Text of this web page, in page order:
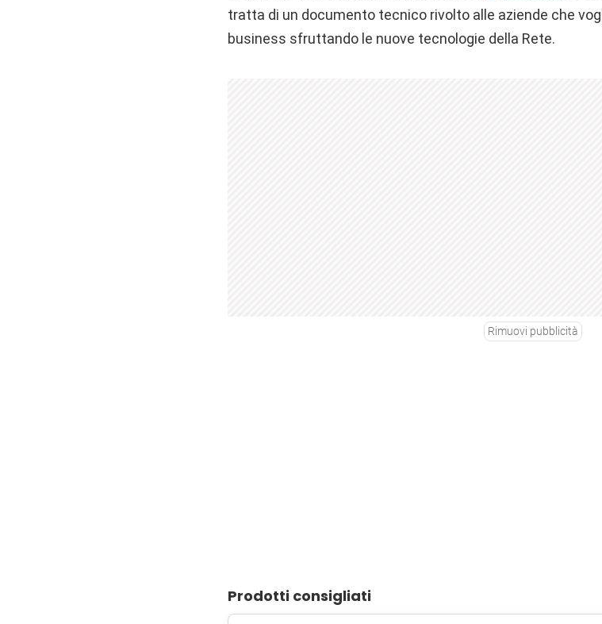
tratta di un documento tecnico rivolto alle aziende che
business sfruttando le nuove tecnologie della Rete.
Rimuovi pubblicità
Prodotti consigliati